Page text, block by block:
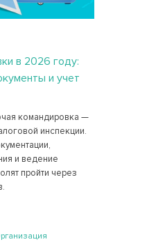
в 2026 году:
и учет
командировка —
инспекции.
и ведение
пройти через